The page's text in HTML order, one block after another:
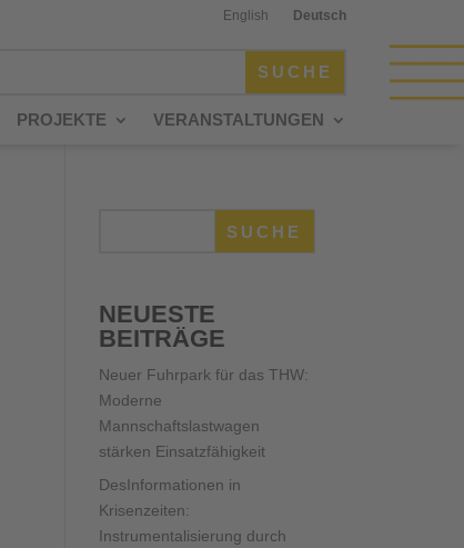
English Deutsch
PROJEKTE VERANSTALTUNGEN
SUCHE
NEUESTE
BEITRÄGE
Neuer Fuhrpark für das THW:
Moderne
Mannschaftslastwagen
stärken Einsatzfähigkeit
DesInformationen in
Krisenzeiten:
Instrumentalisierung durch